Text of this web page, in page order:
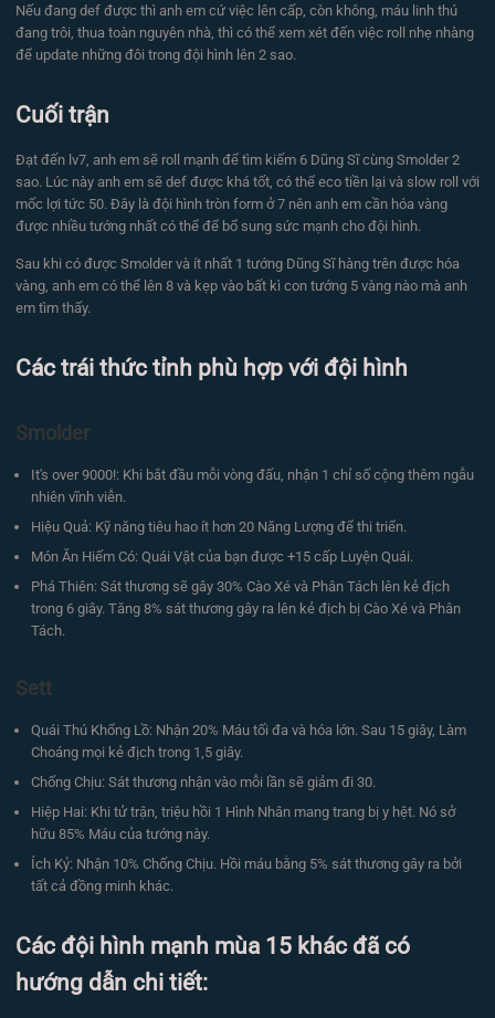
Nếu đang def được thì anh em cứ việc lên cấp, còn không, máu linh thú
đang trôi, thua toàn nguyên nhà, thì có thể xem xét đến việc roll nhẹ nhàng
để update những đôi trong đội hình lên 2 sao.
Cuối trận
Đạt đến lv7, anh em sẽ roll mạnh để tìm kiếm 6 Dũng Sĩ cùng Smolder 2
sao. Lúc này anh em sẽ def được khá tốt, có thể eco tiền lại và slow roll với
mốc lợi tức 50. Đây là đội hình tròn form ở 7 nên anh em cần hóa vàng
được nhiều tướng nhất có thể để bổ sung sức mạnh cho đội hình.
Sau khi có được Smolder và ít nhất 1 tướng Dũng Sĩ hàng trên được hóa
vàng, anh em có thể lên 8 và kẹp vào bất kì con tướng 5 vàng nào mà anh
em tìm thấy.
Các trái thức tỉnh phù hợp với đội hình
Smolder
It's over 9000!: Khi bắt đầu mỗi vòng đấu, nhận 1 chỉ số cộng thêm ngẫu
nhiên vĩnh viễn.
Hiệu Quả: Kỹ năng tiêu hao ít hơn 20 Năng Lượng để thi triển.
Món Ăn Hiếm Có: Quái Vật của bạn được +15 cấp Luyện Quái.
Phá Thiên: Sát thương sẽ gây 30% Cào Xé và Phân Tách lên kẻ địch
trong 6 giây. Tăng 8% sát thương gây ra lên kẻ địch bị Cào Xé và Phân
Tách.
Sett
Quái Thú Khổng Lồ: Nhận 20% Máu tối đa và hóa lớn. Sau 15 giây, Làm
Choáng mọi kẻ địch trong 1,5 giây.
Chống Chịu: Sát thương nhận vào mỗi lần sẽ giảm đi 30.
Hiệp Hai: Khi tử trận, triệu hồi 1 Hình Nhân mang trang bị y hệt. Nó sở
hữu 85% Máu của tướng này.
Ích Kỷ: Nhận 10% Chống Chịu. Hồi máu bằng 5% sát thương gây ra bởi
tất cả đồng minh khác.
Các đội hình mạnh mùa 15 khác đã có
hướng dẫn chi tiết: